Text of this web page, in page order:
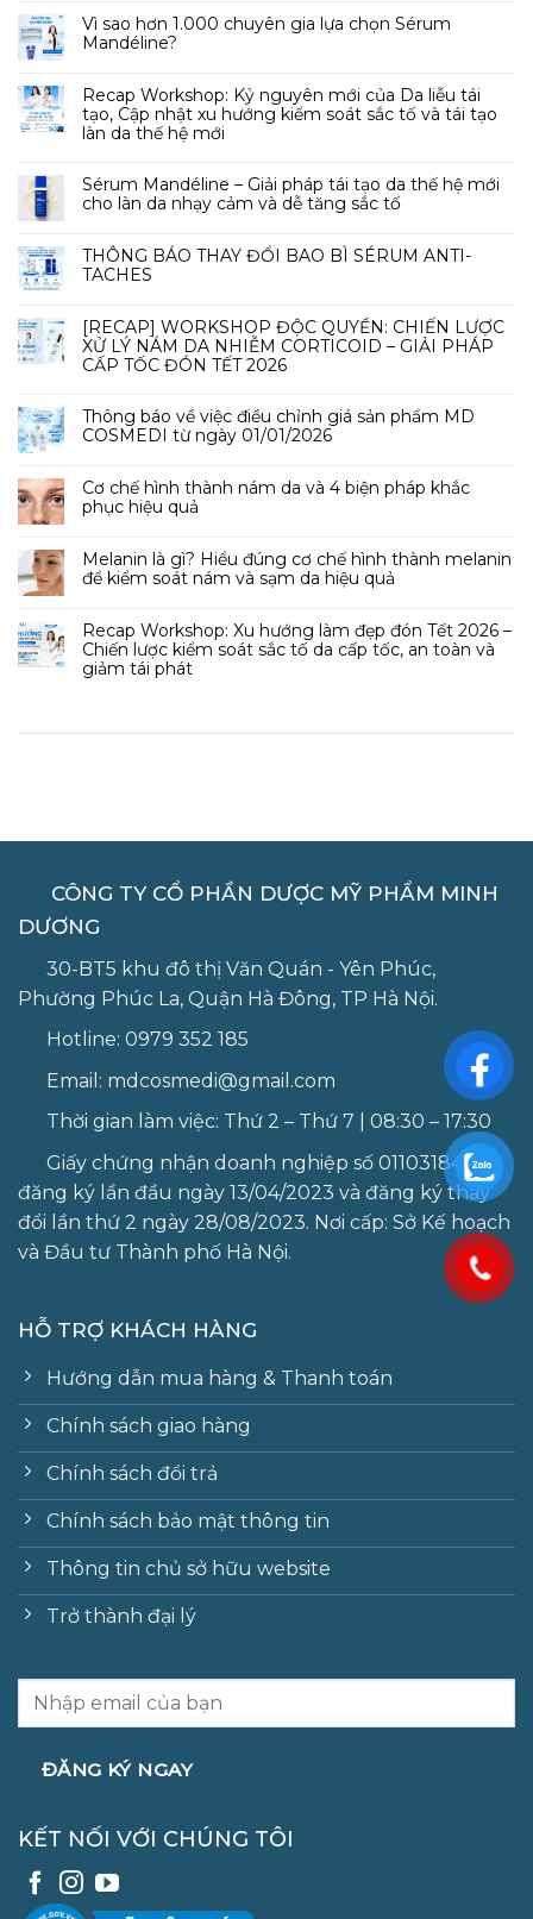
Vì sao hơn 1.000 chuyên gia lựa chọn Sérum
Mandéline?
Recap Workshop: Kỷ nguyên mới của Da liễu tái
tạo, Cập nhật xu hướng kiểm soát sắc tố và tái tạo
làn da thế hệ mới
Sérum Mandéline – Giải pháp tái tạo da thế hệ mới
cho làn da nhạy cảm và dễ tăng sắc tố
THÔNG BÁO THAY ĐỔI BAO BÌ SÉRUM ANTI-
TACHES
[RECAP] WORKSHOP ĐỘC QUYỀN: CHIẾN LƯỢC
XỬ LÝ NÁM DA NHIỄM CORTICOID – GIẢI PHÁP
CẤP TỐC ĐÓN TẾT 2026
Thông báo về việc điều chỉnh giá sản phẩm MD
COSMEDI từ ngày 01/01/2026
Cơ chế hình thành nám da và 4 biện pháp khắc
phục hiệu quả
Melanin là gì? Hiểu đúng cơ chế hình thành melanin
để kiểm soát nám và sạm da hiệu quả
Recap Workshop: Xu hướng làm đẹp đón Tết 2026 –
Chiến lược kiểm soát sắc tố da cấp tốc, an toàn và
giảm tái phát
CÔNG TY CỔ PHẦN DƯỢC MỸ PHẨM MINH
DƯƠNG
30-BT5 khu đô thị Văn Quán - Yên Phúc,
Phường Phúc La, Quận Hà Đông, TP Hà Nội.
Hotline: 0979 352 185
Email: mdcosmedi@gmail.com
Thời gian làm việc: Thứ 2 – Thứ 7 | 08:30 – 17:30
Giấy chứng nhận doanh nghiệp số 0110318405
đăng ký lần đầu ngày 13/04/2023 và đăng ký thay
đổi lần thứ 2 ngày 28/08/2023. Nơi cấp: Sở Kế hoạch
và Đầu tư Thành phố Hà Nội.
HỖ TRỢ KHÁCH HÀNG
Hướng dẫn mua hàng & Thanh toán
Chính sách giao hàng
Chính sách đổi trả
Chính sách bảo mật thông tin
Thông tin chủ sở hữu website
Trở thành đại lý
KẾT NỐI VỚI CHÚNG TÔI